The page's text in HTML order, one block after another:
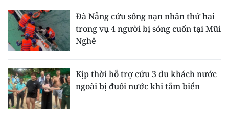
Đà Nẵng cứu sống nạn nhân thứ hai
trong vụ 4 người bị sóng cuốn tại Mũi
Nghê
Kịp thời hỗ trợ cứu 3 du khách nước
ngoài bị đuối nước khi tắm biển